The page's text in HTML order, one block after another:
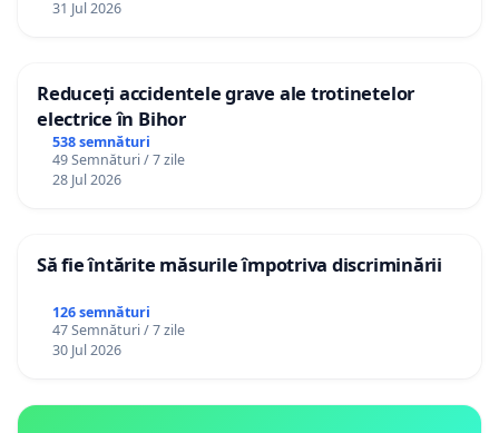
31 Jul 2026
Reduceți accidentele grave ale trotinetelor
electrice în Bihor
538 semnături
49 Semnături / 7 zile
28 Jul 2026
Să fie întărite măsurile împotriva discriminării
126 semnături
47 Semnături / 7 zile
30 Jul 2026